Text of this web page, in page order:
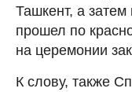
Ташкент, а
прошел по
на церемонии
К слову, также